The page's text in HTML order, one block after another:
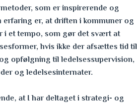
som er inspirerende og
erfaring er, at driften i kommuner og
i et tempo, som gør det svært at
hvis ikke der afsættes tid til
opfølgning til ledelsessupervision,
og ledelsesinternater.
at I har deltaget i strategi- og